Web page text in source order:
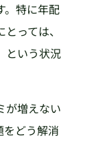
。特に年配
っては、
という状況
が増えない
をどう解消